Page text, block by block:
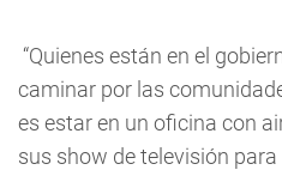
“Quienes están en el
caminar por las
es estar en un oficina con
sus show de televisión